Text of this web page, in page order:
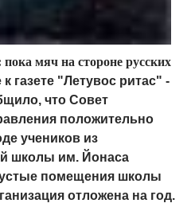
мяч на стороне русских
газете "Летувос ритас" -
что Совет
положительно
учеников из
школы им. Йонаса
помещения школы
отложена на год.